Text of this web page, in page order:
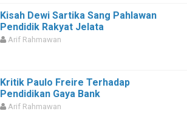
Kisah Dewi Sartika Sang Pahlawan
Pendidik Rakyat Jelata
Arif Rahmawan
Kritik Paulo Freire Terhadap
Pendidikan Gaya Bank
Arif Rahmawan